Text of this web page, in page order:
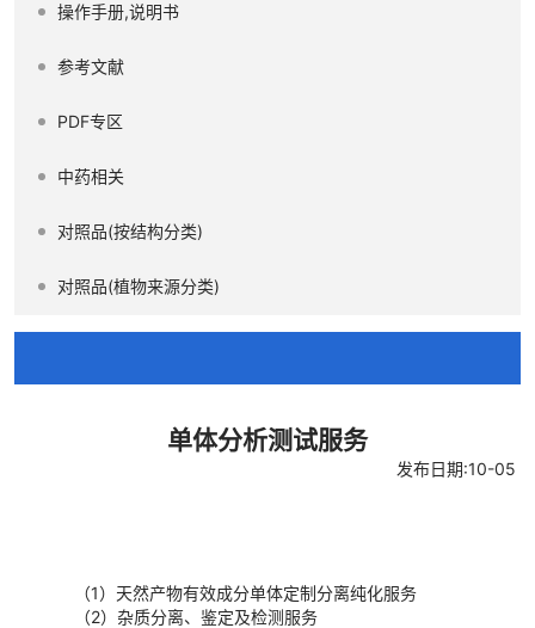
操作手册,说明书
参考文献
PDF专区
中药相关
对照品(按结构分类)
对照品(植物来源分类)
单体分析测试服务
发布日期:10-05
（1）天然产物有效成分单体定制分离纯化服务
（2）杂质分离、鉴定及检测服务